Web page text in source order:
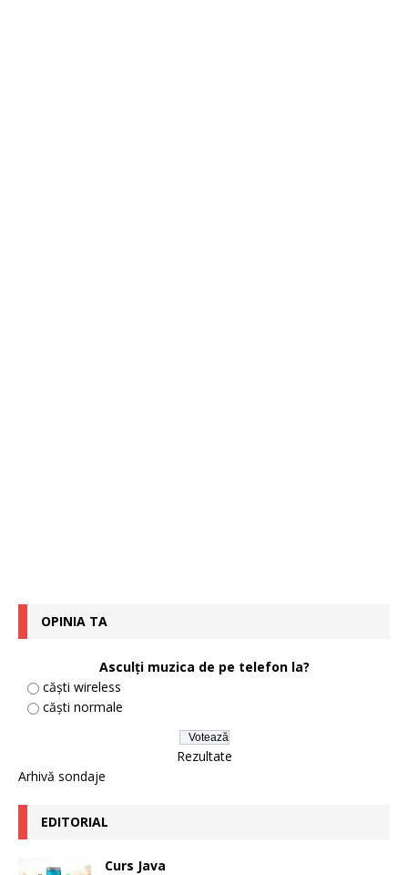
OPINIA TA
Asculți muzica de pe telefon la?
căști wireless
căști normale
Rezultate
Arhivă sondaje
EDITORIAL
Curs Java